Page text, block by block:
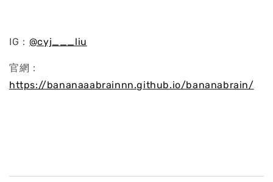
IG： @cyj___liu
官網：
https://bananaaabrainnn.github.io/bananabrain/